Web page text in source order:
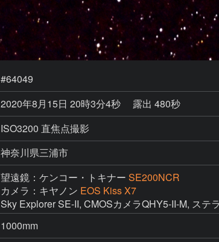
#64049
2020年8月15日 20時3分4秒
露出 480秒
ISO3200 直焦点撮影
神奈川県三浦市
望遠鏡：ケンコー・トキナー SE200NCR
カメラ：キヤノン EOS Kiss X7
Sky Explorer SE-II, CMOSカメラQHY5-II-M, ス
1000mm